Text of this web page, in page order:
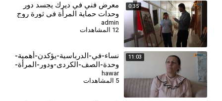
0:35
معرض فني في ديرك يجسد دور
وحدات حماية المرأة في ثورة روج
آفا
admin
12 المشاهدات
11:03
نساء-في-الدرباسية-يؤكدن-أهمية-
وحدة-الصف-الكردي-ودور-المرأة-
في-حماية-مكتسبات-
الثورة-2026-6-14
hawar
5 المشاهدات